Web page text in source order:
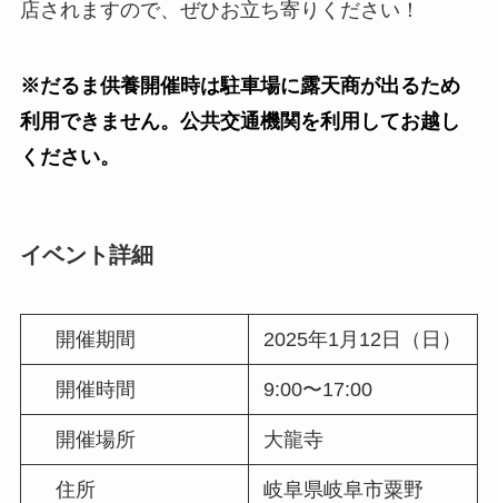
店されますので、ぜひお立ち寄りください！
※だるま供養開催時は駐車場に露天商が出るため
利用できません。公共交通機関を利用してお越し
ください。
イベント詳細
開催期間 2025年1月12日（日）
開催時間 9:00〜17:00
開催場所 大龍寺
住所
岐阜県岐阜市粟野